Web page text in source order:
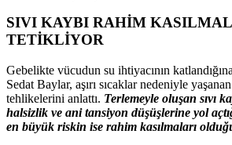
SIVI KAYBI RAHİM
TETİKLİYOR
Gebelikte vücudun su ihtiyacının
Sedat Baylar, aşırı sıcaklar nedeniyle
tehlikelerini anlattı. Terlemeyle oluşan sıvı
halsizlik ve ani tansiyon düşüşlerine yol
en büyük riskin ise rahim kasılmaları